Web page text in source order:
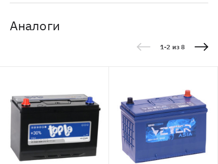
Аналоги
1-2 из 8